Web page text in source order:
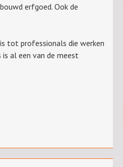
erfgoed. Ook de
tot professionals die werken
al een van de meest